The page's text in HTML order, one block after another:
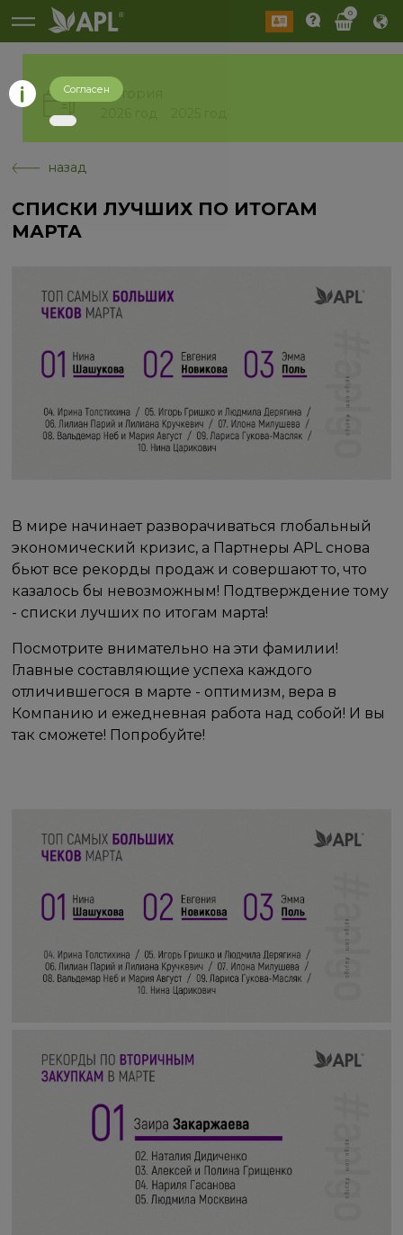
0
История
назад
СПИСКИ ЛУЧШИХ ПО ИТОГАМ
МАРТА
В мире начинает разворачиваться глобальный
экономический кризис, а Партнеры APL снова
бьют все рекорды продаж и совершают то, что
казалось бы невозможным! Подтверждение тому
- списки лучших по итогам марта!
Посмотрите внимательно на эти фамилии!
Главные составляющие успеха каждого
отличившегося в марте - оптимизм, вера в
Компанию и ежедневная работа над собой! И вы
так сможете! Попробуйте!
Согласен